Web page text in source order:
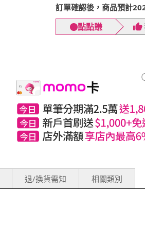
訂單確認後，商品預計
點點賺
退/換貨需知 相關類別